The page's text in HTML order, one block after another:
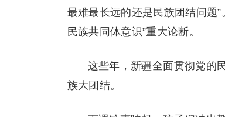
最难最长远的还是民族团结问题
民族共同体意识”重大论断。
这些年，新疆全面贯彻党的
族大团结。